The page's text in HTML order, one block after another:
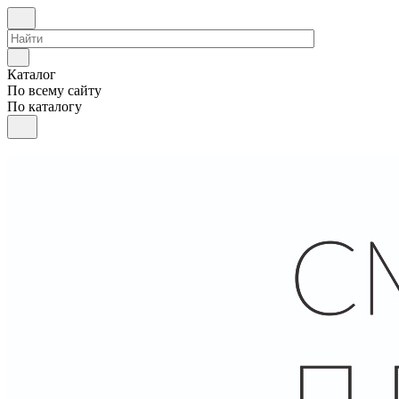
Каталог
По всему сайту
По каталогу